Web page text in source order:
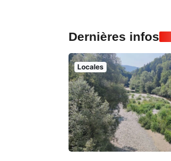
Dernières infos
Locales